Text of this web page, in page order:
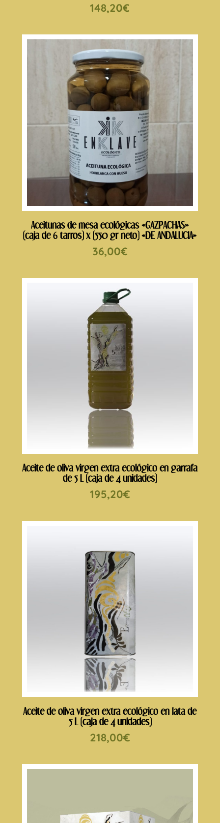
148,20€
Aceitunas de mesa ecológicas «GAZPACHAS»
(caja de 6 tarros) x (550 gr neto) «DE ANDALUCIA»
36,00€
Aceite de oliva virgen extra ecológico en garrafa
de 5 L (caja de 4 unidades)
195,20€
Aceite de oliva virgen extra ecológico en lata de
5 L (caja de 4 unidades)
218,00€